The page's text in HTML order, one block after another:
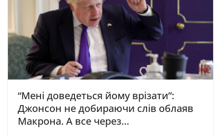
“Мені доведеться йому вpiзати”:
Джонсон не добираючи слів облаяв
Макрона. А все через…